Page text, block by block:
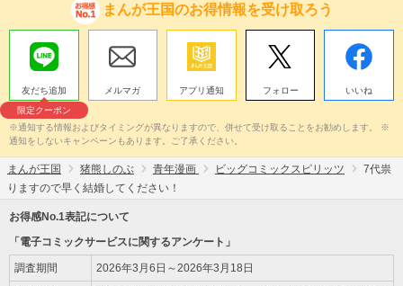
まんが王国のお得情報を受け取ろう
友だち追加
限定クーポン
メルマガ アプリ通知 フォロー いいね
※通知する情報およびタイミングが異なりますので、併せて受け取ることをお勧めします。 ※
通知をしないキャンペーンもあります。ご了承ください。
まんが王国 猪熊しのぶ 青年漫画 ビッグコミックスピリッツ
7代祟
りますので早く結婚してください！
お得感No.1表記について
「電子コミックサービスに関するアンケート」
調査期間 2026年3月6日～2026年3月18日